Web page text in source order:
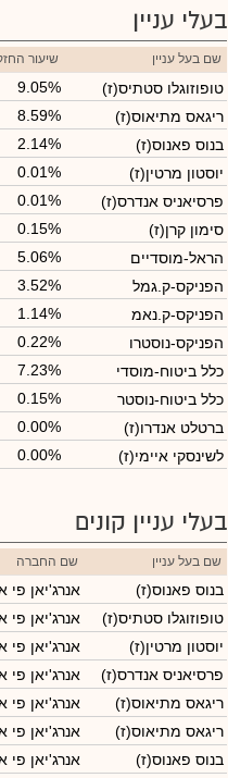
בעלי עניין
שם בעל עניין שיעור
טופוזוגלו סטתיס(ז) 9.05%
ריגאס מתיאוס(ז)
8.59%
בנוס פאנוס(ז)
2.14%
יוסטון מרטין(ז)
0.01%
פרסיאניס אנדרס(ז)
0.01%
סימון קרן(ז)
0.15%
הראל-מוסדיים
5.06%
הפניקס-ק.גמל
3.52%
הפניקס-ק.נאמ
1.14%
הפניקס-נוסטרו
0.22%
כלל ביטוח-מוסדי
7.23%
כלל ביטוח-נוסטר
0.15%
ברטלט אנדרו(ז)
0.00%
לשינסקי איימי(ז)
0.00%
בעלי עניין קונים
שם בעל עניין שם החברה
בנוס פאנוס(ז) אנרג'יאן פי
טופוזוגלו סטתיס(ז)
אנרג'יאן פי
יוסטון מרטין(ז)
אנרג'יאן פי
פרסיאניס אנדרס(ז)
אנרג'יאן פי
ריגאס מתיאוס(ז)
אנרג'יאן פי
ריגאס מתיאוס(ז)
אנרג'יאן פי
בנוס פאנוס(ז)
אנרג'יאן פי